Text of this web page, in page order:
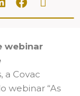
webinar
a Covac
webinar “As